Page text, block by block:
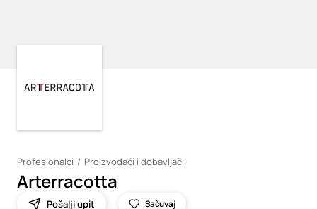
Profesionalci Proizvođači i dobavljači
Arterracotta
Pošalji upit Sačuvaj